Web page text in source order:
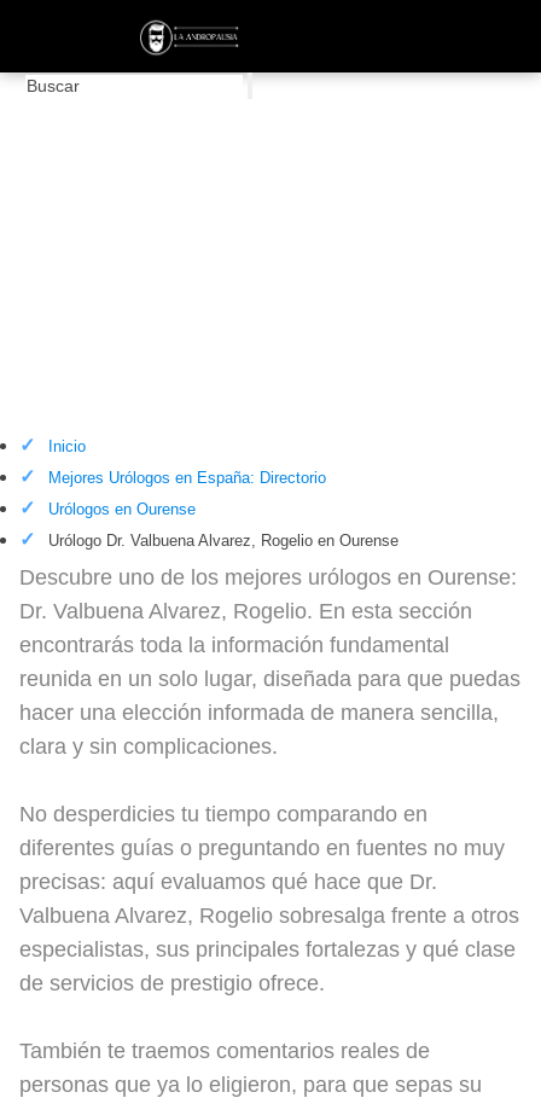
Urólogo Dr. Valbuena Alvarez, Rogelio en
Inicio
Mejores Urólogos en España: Directorio
Urólogos en Ourense
Urólogo Dr. Valbuena Alvarez, Rogelio en Ourense
Descubre uno de los mejores urólogos en Ourense:
Dr. Valbuena Alvarez, Rogelio. En esta sección
encontrarás toda la información fundamental
reunida en un solo lugar, diseñada para que puedas
hacer una elección informada de manera sencilla,
clara y sin complicaciones.
No desperdicies tu tiempo comparando en
diferentes guías o preguntando en fuentes no muy
precisas: aquí evaluamos qué hace que Dr.
Valbuena Alvarez, Rogelio sobresalga frente a otros
especialistas, sus principales fortalezas y qué clase
de servicios de prestigio ofrece.
También te traemos comentarios reales de
personas que ya lo eligieron, para que sepas su